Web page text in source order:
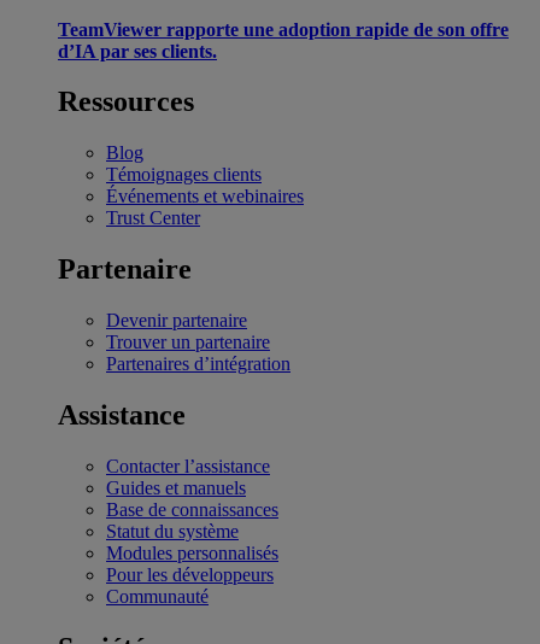
TeamViewer rapporte une adoption rapide de son offre
d’IA par ses clients.
Ressources
Blog
Témoignages clients
Événements et webinaires
Trust Center
Partenaire
Devenir partenaire
Trouver un partenaire
Partenaires d’intégration
Assistance
Contacter l’assistance
Guides et manuels
Base de connaissances
Statut du système
Modules personnalisés
Pour les développeurs
Communauté